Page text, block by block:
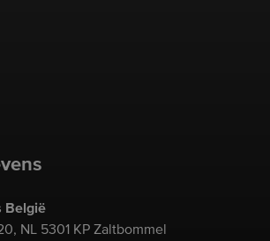
België
NL 5301 KP Zaltbommel